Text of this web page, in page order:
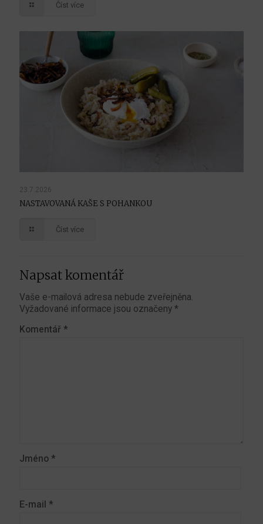
Číst více
23.7.2026
NASTAVOVANÁ KAŠE S POHANKOU
Číst více
Napsat komentář
Vaše e-mailová adresa nebude zveřejněna.
Vyžadované informace jsou označeny *
Komentář *
Jméno *
E-mail *